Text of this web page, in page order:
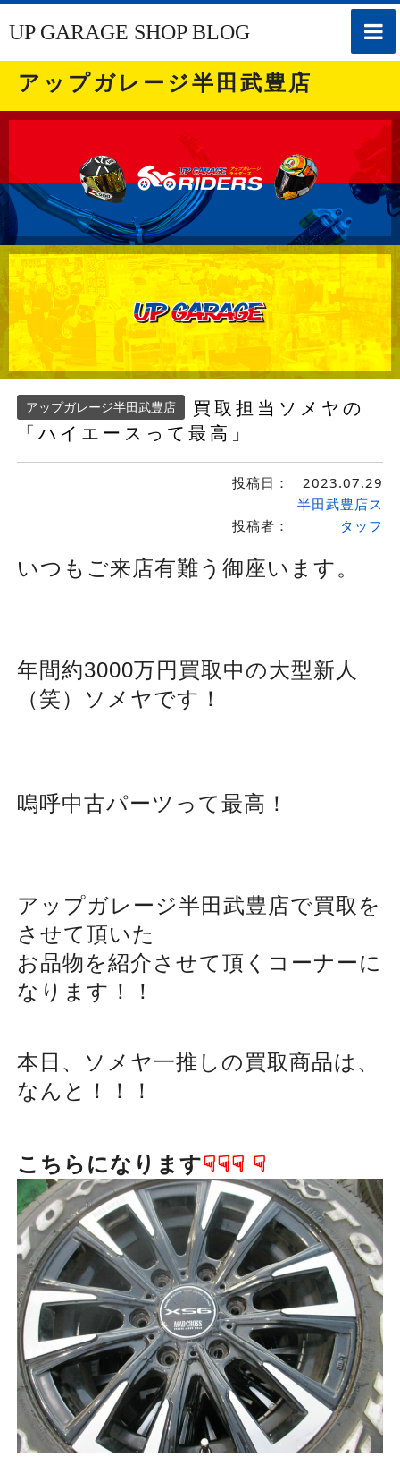
toggle
UP GARAGE SHOP BLOG
アップガレージ半田武豊店
アップガレージ半田武豊店
買取担当ソメヤの
「ハイエースって最高」
投稿日： 2023.07.29
投稿者：
半田武豊店ス
タッフ
いつもご来店有難う御座います。
年間約3000万円買取中の大型新人
（笑）ソメヤです！
嗚呼中古パーツって最高！
アップガレージ半田武豊店で買取を
させて頂いた
お品物を紹介させて頂くコーナーに
なります！！
本日、ソメヤ一推しの買取商品は、
なんと！！！
こちらになります☟☟☟ ☟